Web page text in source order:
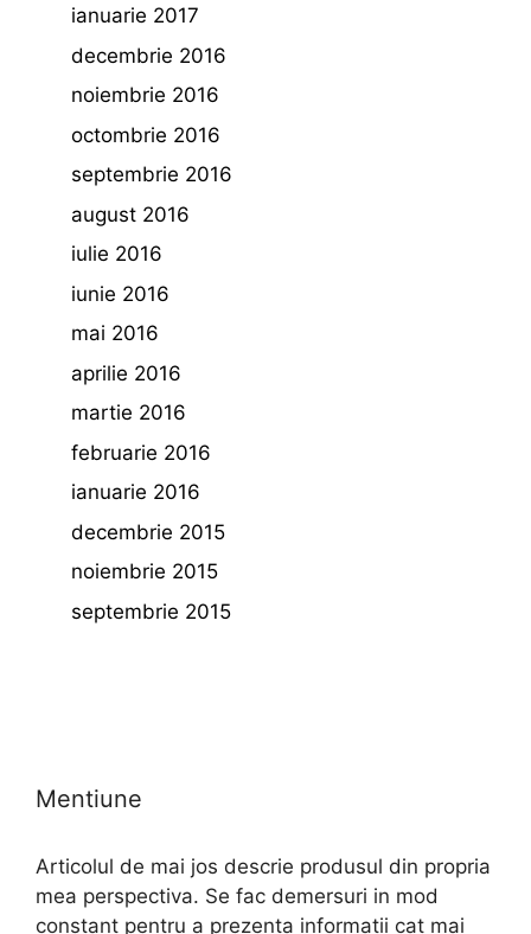
ianuarie 2017
decembrie 2016
noiembrie 2016
octombrie 2016
septembrie 2016
august 2016
iulie 2016
iunie 2016
mai 2016
aprilie 2016
martie 2016
februarie 2016
ianuarie 2016
decembrie 2015
noiembrie 2015
septembrie 2015
Mentiune
Articolul de mai jos descrie produsul din propria
mea perspectiva. Se fac demersuri in mod
constant pentru a prezenta informatii cat mai